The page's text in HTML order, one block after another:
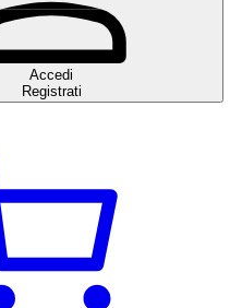
Accedi
Registrati